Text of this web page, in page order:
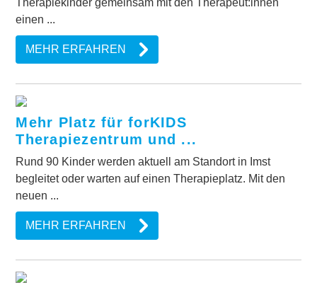
Therapiekinder gemeinsam mit den Therapeut:innen
einen ...
MEHR ERFAHREN
Mehr Platz für forKIDS
Therapiezentrum und ...
Rund 90 Kinder werden aktuell am Standort in Imst
begleitet oder warten auf einen Therapieplatz. Mit den
neuen ...
MEHR ERFAHREN